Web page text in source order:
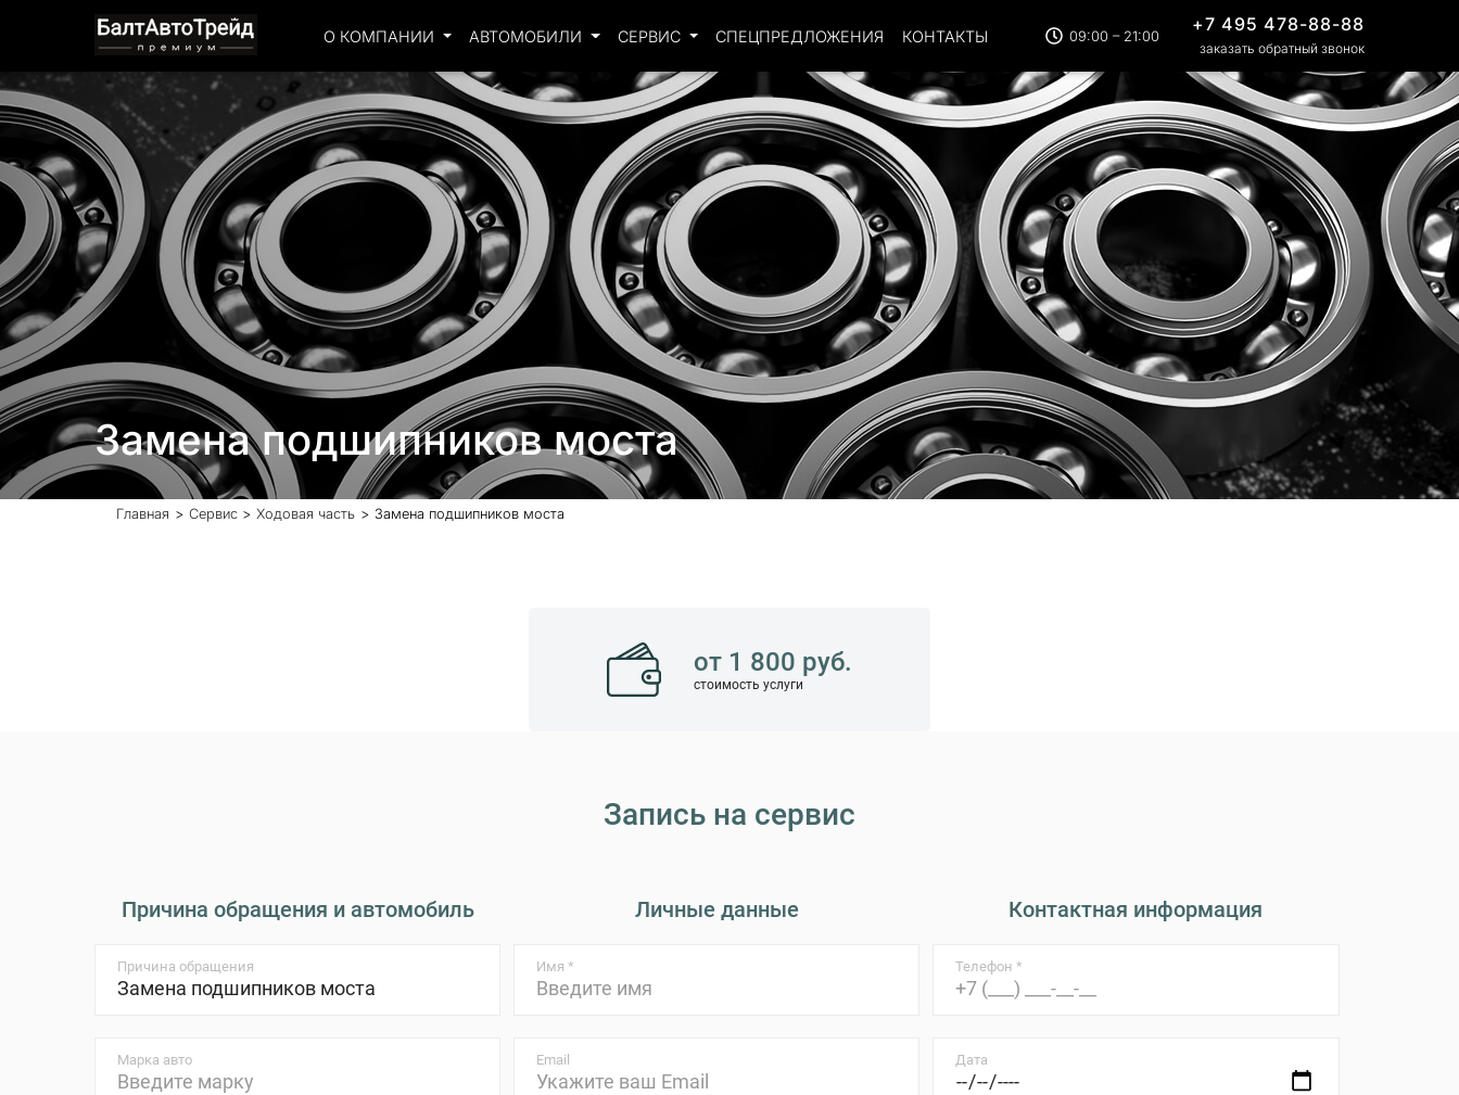
О КОМПАНИИ АВТОМОБИЛИ СЕРВИС СПЕЦПРЕДЛОЖЕНИЯ КОНТАКТЫ 09:00 – 21:00
+7 495 478-88-88
заказать обратный звонок
Замена подшипников моста
Главная Сервис Ходовая часть Замена подшипников моста
от 1 800 руб.
стоимость услуги
Запись на сервис
Причина обращения и автомобиль
Причина обращения
Марка авто
Личные данные
Имя *
Email
Контактная информация
Телефон *
Дата